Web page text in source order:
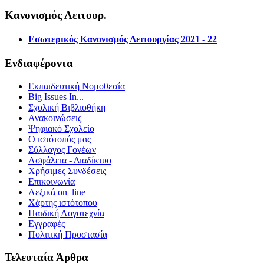
Κανονισμός Λειτουρ.
Εσωτερικός Κανονισμός Λειτουργίας 2021 - 22
Ενδιαφέροντα
Εκπαιδευτική Νομοθεσία
Big Issues In...
Σχολική Βιβλιοθήκη
Ανακοινώσεις
Ψηφιακό Σχολείο
Ο ιστότοπός μας
Σύλλογος Γονέων
Ασφάλεια - Διαδίκτυο
Χρήσιμες Συνδέσεις
Επικοινωνία
Λεξικά on_line
Χάρτης ιστότοπου
Παιδική Λογοτεχνία
Εγγραφές
Πολιτική Προστασία
Τελευταία Άρθρα